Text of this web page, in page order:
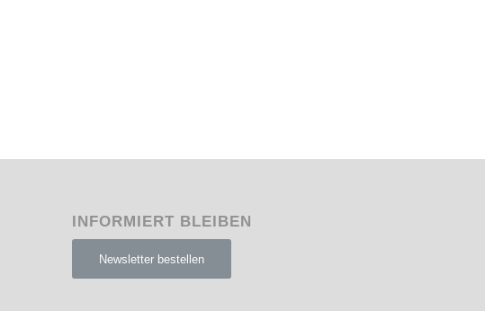
INFORMIERT BLEIBEN
Newsletter bestellen